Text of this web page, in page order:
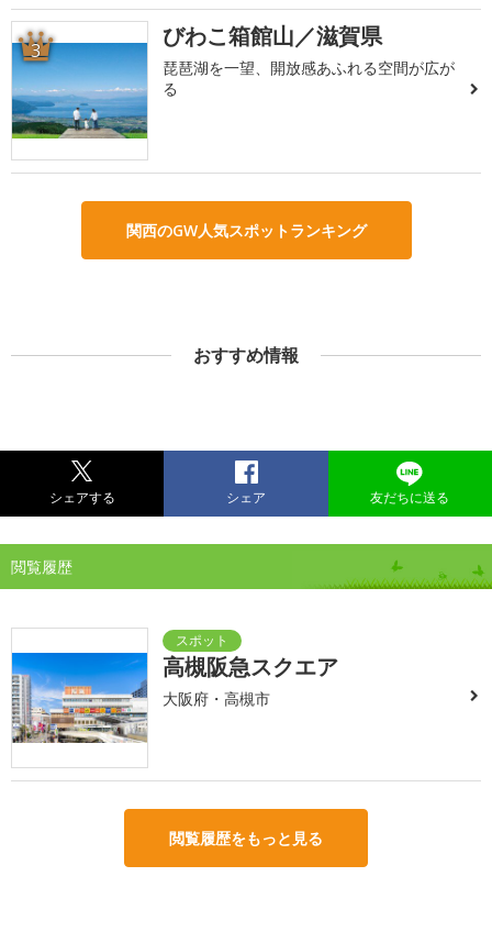
3 びわこ箱館山／滋賀県
琵琶湖を一望、開放感あふれる空間が広が
る
関西のGW人気スポットランキング
おすすめ情報
シェアする シェア 友だちに送る
閲覧履歴
高槻阪急スクエア
大阪府・高槻市
閲覧履歴をもっと見る